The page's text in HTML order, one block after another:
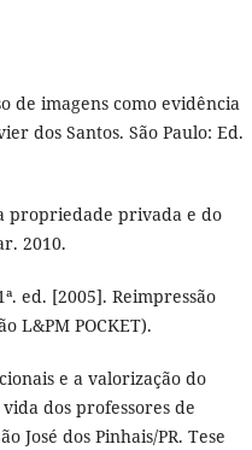
de imagens como evidência
dos Santos. São Paulo: Ed.
propriedade privada e do
2010.
ed. [2005]. Reimpressão
L&PM POCKET).
e a valorização do
dos professores de
José dos Pinhais/PR. Tese